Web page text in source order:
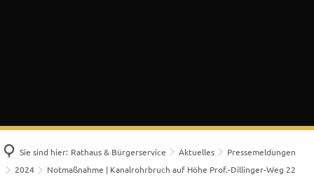
Sie sind hier: Rathaus & Bürgerservice Aktuelles
Pressemeldungen
2024
Notmaßnahme | Kanalrohrbruch auf Höhe Prof.-Dillinger-Weg 22